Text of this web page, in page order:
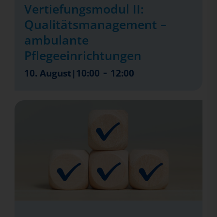
Vertiefungsmodul II:
Qualitätsmanagement –
ambulante
Pflegeeinrichtungen
10. August|10:00 - 12:00